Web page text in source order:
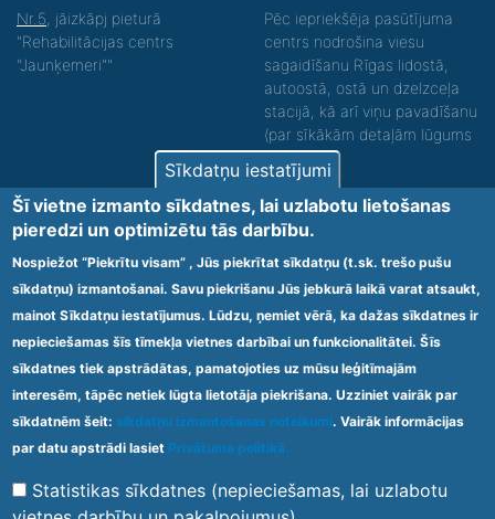
Nr.5 , jāizkāpj pieturā
"Rehabilitācijas centrs
"Jaunķemeri""
Pēc iepriekšēja pasūtījuma
centrs nodrošina viesu
sagaidīšanu Rīgas lidostā,
autoostā, ostā un dzelzceļa
stacijā, kā arī viņu pavadīšanu
(par sīkākām detaļām lūgums
zvanīt).
Nodrošinām vides piekļūstamību personām ar
funkcionāliem traucējumiem! SIA „Sanare-KRC
Jaunķemeri”, Kolkas ielā 20, Jūrmalā ir nodrošināta vides
piekļūstamība personām ar funkcionāliem traucējumiem,
tādejādi nodrošinot atbilstību Ministru kabineta
2009.gada 20.janvāra noteikumos Nr.60 „Noteikumi par
obligātajām prasībām ārstniecības iestādēm un to
struktūrvienībām” minētajām prasībām.
Ārstniecības iestādes kods 1300 – 64003
Footer
menu
Vietnes karte Noteikumi un privātuma politika
Sīkdatņu iestatījumi
Šī vietne izmanto sīkdatnes, lai uzlabotu lietošanas
pieredzi un optimizētu tās darbību.
Nospiežot “Piekrītu visam” , Jūs piekrītat sīkdatņu (t.sk. trešo pušu
sīkdatņu) izmantošanai. Savu piekrišanu Jūs jebkurā laikā varat atsaukt,
mainot Sīkdatņu iestatījumus. Lūdzu, ņemiet vērā, ka dažas sīkdatnes ir
nepieciešamas šīs tīmekļa vietnes darbībai un funkcionalitātei. Šīs
sīkdatnes tiek apstrādātas, pamatojoties uz mūsu leģitīmajām
interesēm, tāpēc netiek lūgta lietotāja piekrišana. Uzziniet vairāk par
sīkdatnēm šeit: sīkdatņu izmantošanas noteikumi. Vairāk informācijas
par datu apstrādi lasiet Privātuma politikā.
Statistikas sīkdatnes (nepieciešamas, lai uzlabotu